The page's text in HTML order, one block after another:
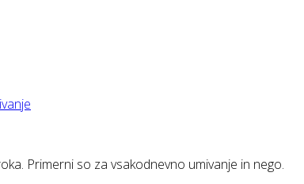
Primerni so za vsakodnevno umivanje in nego.